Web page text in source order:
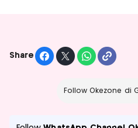
Share
Follow Okezone di